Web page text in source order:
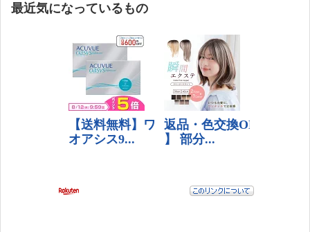
最近気になっているもの